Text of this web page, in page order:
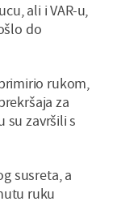
ali i VAR-u,
do
rukom,
za
su završili s
susreta, a
ruku